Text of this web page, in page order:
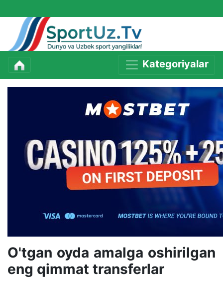
Kategoriyalar
O'tgan oyda amalga oshirilgan
eng qimmat transferlar